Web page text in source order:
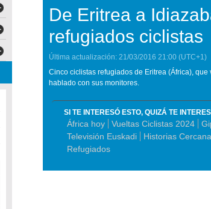
De Eritrea a
refugiados ciclistas
Última actualización: 21/03/2016 21:00 (UTC+1)
Cinco ciclistas refugiados de Eritrea (África),
hablado con sus monitores.
SI TE INTERESÓ ESTO, QUIZÁ TE
África hoy Vueltas Ciclistas 2024
Televisión Euskadi
Historias
Refugiados